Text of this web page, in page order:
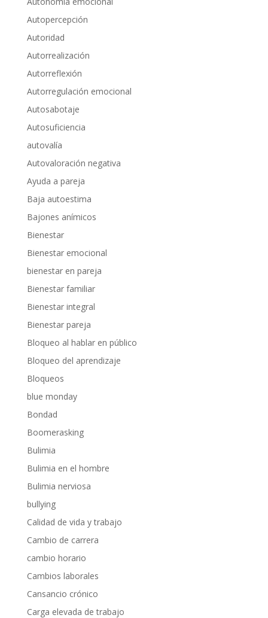
Autopercepción
Autoridad
Autorrealización
Autorreflexión
Autorregulación emocional
Autosabotaje
Autosuficiencia
autovalía
Autovaloración negativa
Ayuda a pareja
Baja autoestima
Bajones anímicos
Bienestar
Bienestar emocional
bienestar en pareja
Bienestar familiar
Bienestar integral
Bienestar pareja
Bloqueo al hablar en público
Bloqueo del aprendizaje
Bloqueos
blue monday
Bondad
Boomerasking
Bulimia
Bulimia en el hombre
Bulimia nerviosa
bullying
Calidad de vida y trabajo
Cambio de carrera
cambio horario
Cambios laborales
Cansancio crónico
Carga elevada de trabajo